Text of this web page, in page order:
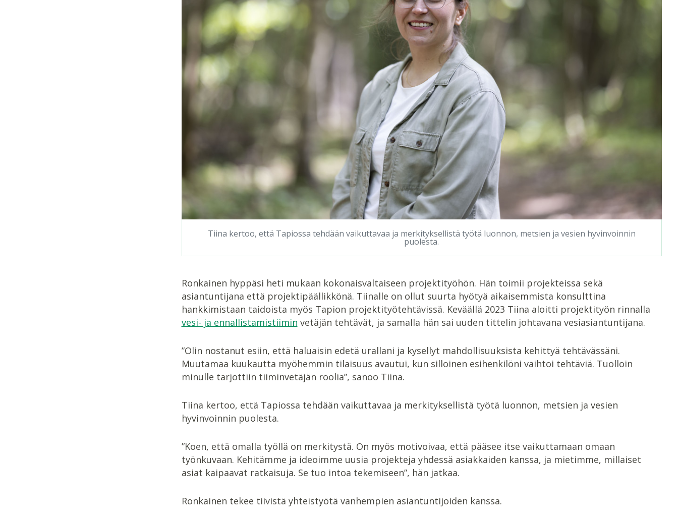
Tiina kertoo, että Tapiossa tehdään vaikuttavaa ja merkityksellistä työtä luonnon, metsien ja vesien hyvinvoinnin
puolesta.
Ronkainen hyppäsi heti mukaan kokonaisvaltaiseen projektityöhön. Hän toimii projekteissa sekä
asiantuntijana että projektipäällikkönä. Tiinalle on ollut suurta hyötyä aikaisemmista konsulttina
hankkimistaan taidoista myös Tapion projektityötehtävissä. Keväällä 2023 Tiina aloitti projektityön rinnalla
vesi- ja ennallistamistiimin vetäjän tehtävät, ja samalla hän sai uuden tittelin johtavana vesiasiantuntijana.
”Olin nostanut esiin, että haluaisin edetä urallani ja kysellyt mahdollisuuksista kehittyä tehtävässäni.
Muutamaa kuukautta myöhemmin tilaisuus avautui, kun silloinen esihenkilöni vaihtoi tehtäviä. Tuolloin
minulle tarjottiin tiiminvetäjän roolia”, sanoo Tiina.
Tiina kertoo, että Tapiossa tehdään vaikuttavaa ja merkityksellistä työtä luonnon, metsien ja vesien
hyvinvoinnin puolesta.
”Koen, että omalla työllä on merkitystä. On myös motivoivaa, että pääsee itse vaikuttamaan omaan
työnkuvaan. Kehitämme ja ideoimme uusia projekteja yhdessä asiakkaiden kanssa, ja mietimme, millaiset
asiat kaipaavat ratkaisuja. Se tuo intoa tekemiseen”, hän jatkaa.
Ronkainen tekee tiivistä yhteistyötä vanhempien asiantuntijoiden kanssa.